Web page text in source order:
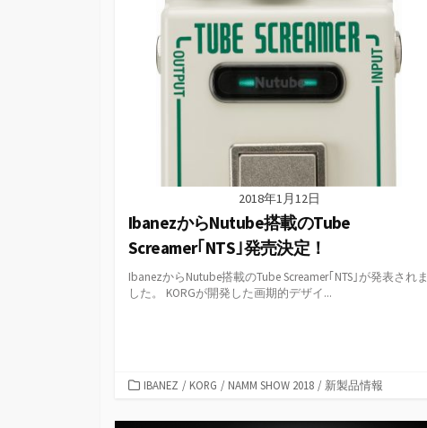
2018年1月12日
IbanezからNutube搭載のTube
Screamer｢NTS｣発売決定！
IbanezからNutube搭載のTube Screamer｢NTS｣が発表されま
した。 KORGが開発した画期的デザイ...
カ
ゴ
IBANEZ / KORG / NAMM SHOW 2018 / 新製品情報